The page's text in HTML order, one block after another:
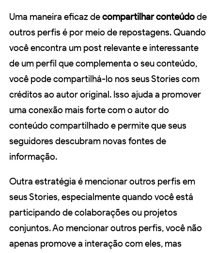
Uma maneira eficaz decompartilhar conteúdode
outros perfis é por meio de repostagens. Quando
você encontra um post relevante e interessante
de um perfil que complementa o seu conteúdo,
você pode compartilhá-lo nos seus Stories com
créditos ao autor original. Isso ajuda a promover
uma conexão mais forte com o autor do
conteúdo compartilhado e permite que seus
seguidores descubram novas fontes de
informação.
Outra estratégia é mencionar outros perfis em
seus Stories, especialmente quando você está
participando de colaborações ou projetos
conjuntos. Ao mencionar outros perfis, você não
apenas promove a interação com eles, mas